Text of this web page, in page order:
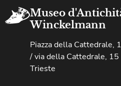
Museo
Winckelmann
Piazza della Cattedrale, 1
/ via della Cattedrale, 15
Trieste